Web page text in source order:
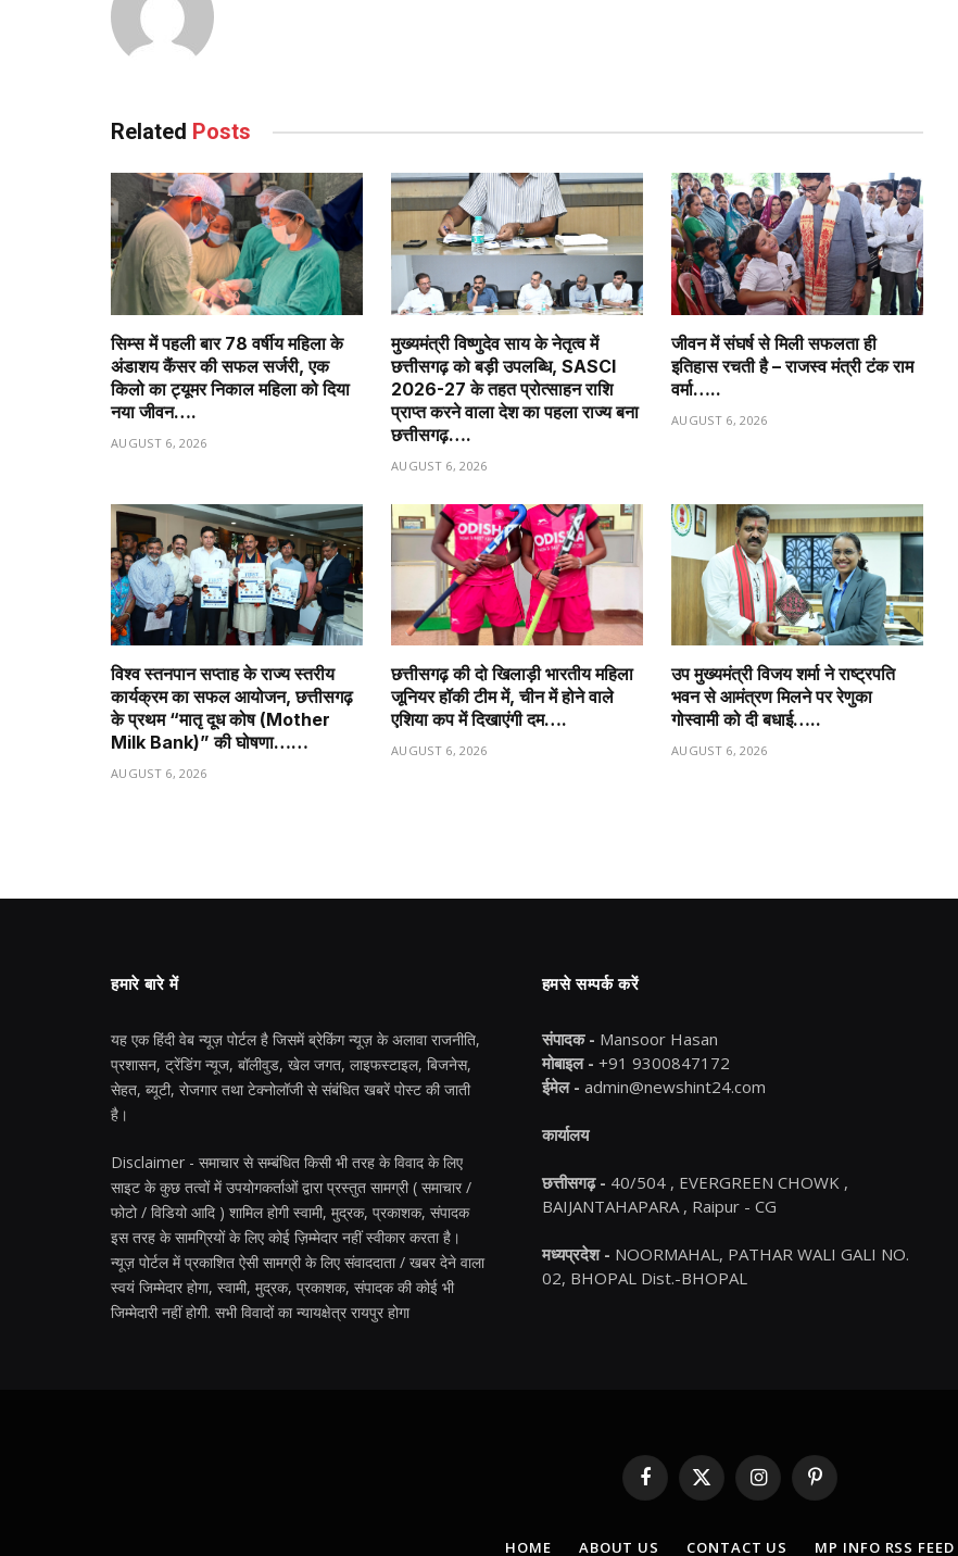
Related Posts
सिम्स में पहली बार 78 वर्षीय महिला के
अंडाशय कैंसर की सफल सर्जरी, एक
किलो का ट्यूमर निकाल महिला को दिया
नया जीवन….
AUGUST 6, 2026
मुख्यमंत्री विष्णुदेव साय के नेतृत्व में
छत्तीसगढ़ को बड़ी उपलब्धि, SASCI
2026-27 के तहत प्रोत्साहन राशि
प्राप्त करने वाला देश का पहला राज्य बना
छत्तीसगढ़….
AUGUST 6, 2026
जीवन में संघर्ष से मिली सफलता ही
इतिहास रचती है – राजस्व मंत्री टंक राम
वर्मा…..
AUGUST 6, 2026
विश्व स्तनपान सप्ताह के राज्य स्तरीय
कार्यक्रम का सफल आयोजन, छत्तीसगढ़
के प्रथम “मातृ दूध कोष (Mother
Milk Bank)” की घोषणा……
AUGUST 6, 2026
छत्तीसगढ़ की दो खिलाड़ी भारतीय महिला
जूनियर हॉकी टीम में, चीन में होने वाले
एशिया कप में दिखाएंगी दम….
AUGUST 6, 2026
उप मुख्यमंत्री विजय शर्मा ने राष्ट्रपति
भवन से आमंत्रण मिलने पर रेणुका
गोस्वामी को दी बधाई…..
AUGUST 6, 2026
हमारे बारे में
यह एक हिंदी वेब न्यूज़ पोर्टल है जिसमें ब्रेकिंग न्यूज़ के अलावा राजनीति,
प्रशासन, ट्रेंडिंग न्यूज, बॉलीवुड, खेल जगत, लाइफस्टाइल, बिजनेस,
सेहत, ब्यूटी, रोजगार तथा टेक्नोलॉजी से संबंधित खबरें पोस्ट की जाती
है।
Disclaimer - समाचार से सम्बंधित किसी भी तरह के विवाद के लिए
साइट के कुछ तत्वों में उपयोगकर्ताओं द्वारा प्रस्तुत सामग्री ( समाचार /
फोटो / विडियो आदि ) शामिल होगी स्वामी, मुद्रक, प्रकाशक, संपादक
इस तरह के सामग्रियों के लिए कोई ज़िम्मेदार नहीं स्वीकार करता है।
न्यूज़ पोर्टल में प्रकाशित ऐसी सामग्री के लिए संवाददाता / खबर देने वाला
स्वयं जिम्मेदार होगा, स्वामी, मुद्रक, प्रकाशक, संपादक की कोई भी
जिम्मेदारी नहीं होगी. सभी विवादों का न्यायक्षेत्र रायपुर होगा
हमसे सम्पर्क करें
संपादक - Mansoor Hasan
मोबाइल - +91 9300847172
ईमेल - admin@newshint24.com
कार्यालय
छत्तीसगढ़ - 40/504 , EVERGREEN CHOWK ,
BAIJANTAHAPARA , Raipur - CG
मध्यप्रदेश - NOORMAHAL, PATHAR WALI GALI NO.
02, BHOPAL Dist.-BHOPAL
Facebook
X
(Twitter)
InstagramPinterest
HOME ABOUT US CONTACT US MP INFO RSS FEED